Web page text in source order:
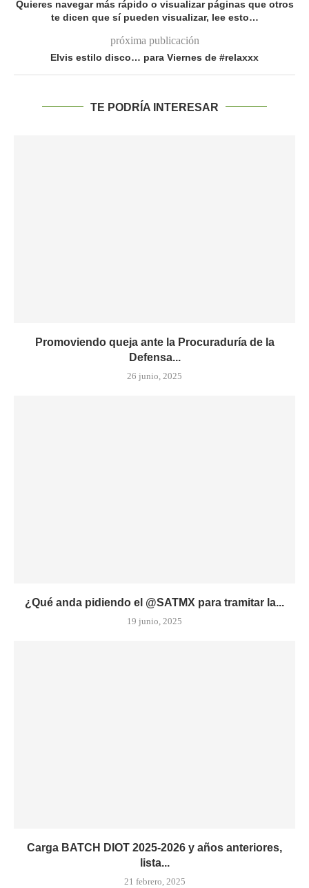
Quieres navegar más rápido o visualizar páginas que otros
te dicen que sí pueden visualizar, lee esto…
próxima publicación
Elvis estilo disco… para Viernes de #relaxxx
TE PODRÍA INTERESAR
Promoviendo queja ante la Procuraduría de la
Defensa...
26 junio, 2025
¿Qué anda pidiendo el @SATMX para tramitar la...
19 junio, 2025
Carga BATCH DIOT 2025-2026 y años anteriores,
lista...
21 febrero, 2025